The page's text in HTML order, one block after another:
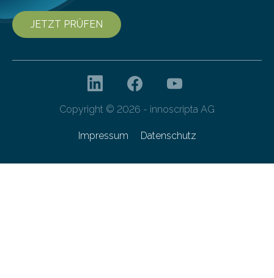
JETZT PRÜFEN
Copyright © 2026 - innoscripta AG
Impressum Datenschutz